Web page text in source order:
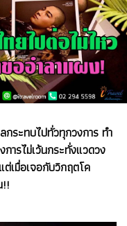
กระทบไปทั่วทุกวงการ ทำ
รไม่เว้นกระทั่งแวดวง
เมื่อเจอกับวิกฤตโค
!!